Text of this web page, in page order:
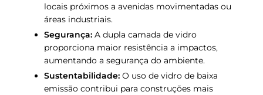
locais próximos a avenidas movimentadas ou
áreas industriais.
Segurança: A dupla camada de vidro
proporciona maior resistência a impactos,
aumentando a segurança do ambiente.
Sustentabilidade: O uso de vidro de baixa
emissão contribui para construções mais